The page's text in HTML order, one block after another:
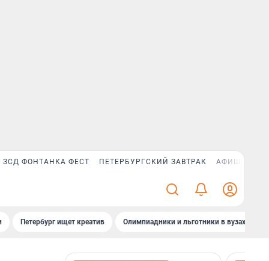
ЗСД ФОНТАНКА ФЕСТ ПЕТЕРБУРГСКИЙ ЗАВТРАК АФИША PLUS
Петербург ищет креатив Олимпиадники и льготники в вузах СПб